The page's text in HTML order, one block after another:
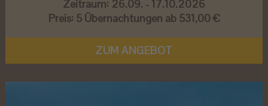
Zeitraum: 26.09. - 17.10.2026
Preis: 5 Übernachtungen ab 531,00 €
ZUM ANGEBOT